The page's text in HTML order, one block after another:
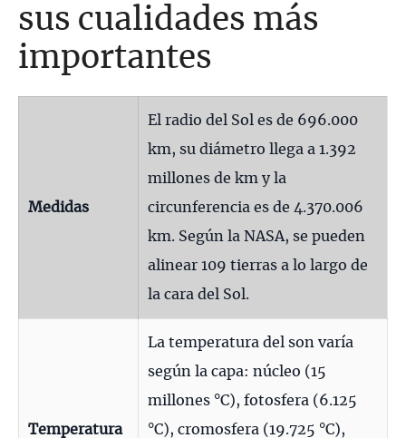
sus cualidades más
importantes
Medidas
El radio del Sol es de 696.000
km, su diámetro llega a 1.392
millones de km y la
circunferencia es de 4.370.006
km. Según la NASA, se pueden
alinear 109 tierras a lo largo de
la cara del Sol.
Temperatura
La temperatura del son varía
según la capa: núcleo (15
millones °C), fotosfera (6.125
°C), cromosfera (19.725 °C),